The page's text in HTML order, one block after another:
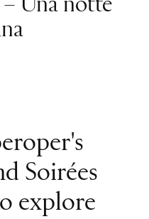
– Una notte
Soirées
explore